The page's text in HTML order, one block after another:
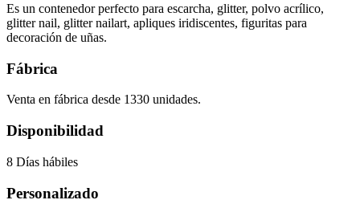
Es un contenedor perfecto para escarcha, glitter, polvo acrílico,
glitter nail, glitter nailart, apliques iridiscentes, figuritas para
decoración de uñas.
Fábrica
Venta en fábrica desde 1330 unidades.
Disponibilidad
8 Días hábiles
Personalizado